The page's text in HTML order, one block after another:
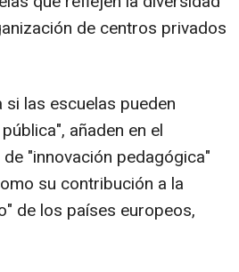
de centros privados
las escuelas pueden
añaden en el
"innovación pedagógica"
su contribución a la
de los países europeos,